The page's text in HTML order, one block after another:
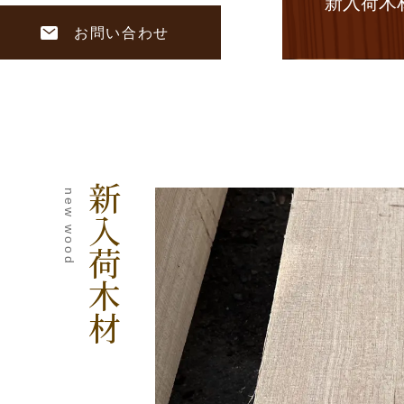
お問い合わせ
new wood 新入荷木材